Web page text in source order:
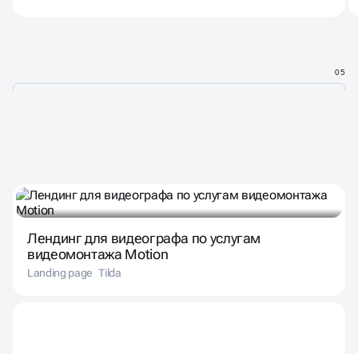
05
Лендинг для видеографа по услугам
видеомонтажа Motion
Landing page Tilda